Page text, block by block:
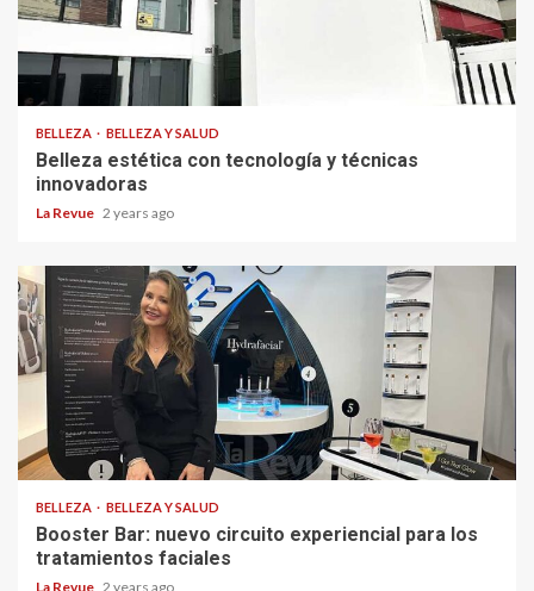
BELLEZA BELLEZA Y SALUD
Belleza estética con tecnología y técnicas
innovadoras
La Revue 2 years ago
BELLEZA BELLEZA Y SALUD
Booster Bar: nuevo circuito experiencial para los
tratamientos faciales
La Revue 2 years ago